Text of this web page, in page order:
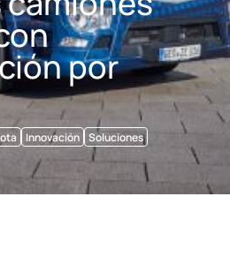
por
Innovación Soluciones